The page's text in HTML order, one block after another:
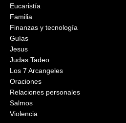
Eucaristía
Familia
Finanzas y tecnología
Guías
Jesus
Judas Tadeo
Los 7 Arcangeles
Oraciones
Relaciones personales
Salmos
Violencia